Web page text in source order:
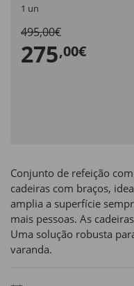
1 un
495,00€
275,00€
Conjunto de refeição
cadeiras com braços,
amplia a superfície
mais pessoas. As
Uma solução robusta
varanda.